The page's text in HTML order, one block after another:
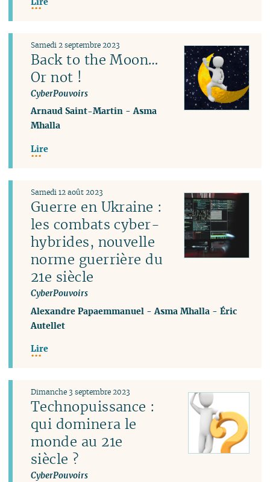
Back to the Moon…
Or not !
CyberPouvoirs
Samedi 2 septembre 2023
Arnaud Saint-Martin -Asma
Mhalla
Lire
Guerre en Ukraine :
les combats cyber-
hybrides, nouvelle
norme guerrière du
21e siècle
CyberPouvoirs
Samedi 12 août 2023
Alexandre Papaemmanuel -Asma Mhalla -Éric
Autellet
Lire
Technopuissance :
qui dominera le
monde au 21e
siècle ?
CyberPouvoirs
Dimanche 3 septembre 2023